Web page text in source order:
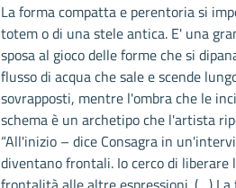
La forma compatta e perentoria si
totem o di una stele antica. E' una
sposa al gioco delle forme che si
flusso di acqua che sale e scende
sovrapposti, mentre l'ombra che le
schema è un archetipo che l'artista
“All'inizio – dice Consagra in
diventano frontali. Io cerco di